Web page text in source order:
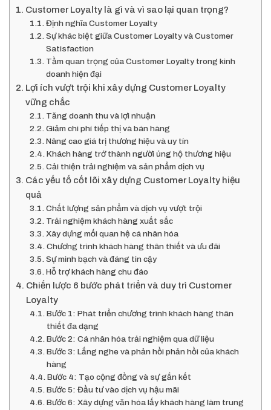
Customer Loyalty là gì và vì sao lại quan trọng?
Định nghĩa Customer Loyalty
Sự khác biệt giữa Customer Loyalty và Customer
Satisfaction
Tầm quan trọng của Customer Loyalty trong kinh
doanh hiện đại
Lợi ích vượt trội khi xây dựng Customer Loyalty
vững chắc
Tăng doanh thu và lợi nhuận
Giảm chi phí tiếp thị và bán hàng
Nâng cao giá trị thương hiệu và uy tín
Khách hàng trở thành người ủng hộ thương hiệu
Cải thiện trải nghiệm và sản phẩm dịch vụ
Các yếu tố cốt lõi xây dựng Customer Loyalty hiệu
quả
Chất lượng sản phẩm và dịch vụ vượt trội
Trải nghiệm khách hàng xuất sắc
Xây dựng mối quan hệ cá nhân hóa
Chương trình khách hàng thân thiết và ưu đãi
Sự minh bạch và đáng tin cậy
Hỗ trợ khách hàng chu đáo
Chiến lược 6 bước phát triển và duy trì Customer
Loyalty
Bước 1: Phát triển chương trình khách hàng thân
thiết đa dạng
Bước 2: Cá nhân hóa trải nghiệm qua dữ liệu
Bước 3: Lắng nghe và phản hồi phản hồi của khách
hàng
Bước 4: Tạo cộng đồng và sự gắn kết
Bước 5: Đầu tư vào dịch vụ hậu mãi
Bước 6: Xây dựng văn hóa lấy khách hàng làm trung